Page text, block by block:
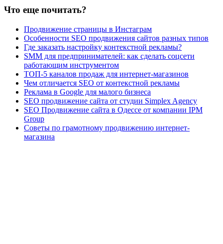
Что еще почитать?
Продвижение страницы в Инстаграм
Особенности SEO продвижения сайтов разных типов
Где заказать настройку контекстной рекламы?
SMM для предпринимателей: как сделать соцсети
работающим инструментом
ТОП-5 каналов продаж для интернет-магазинов
Чем отличается SEO от контекстной рекламы
Реклама в Google для малого бизнеса
SEO продвижение сайта от студии Simplex Agency
SEO Продвижение сайта в Одессе от компании IPM
Group
Советы по грамотному продвижению интернет-
магазина